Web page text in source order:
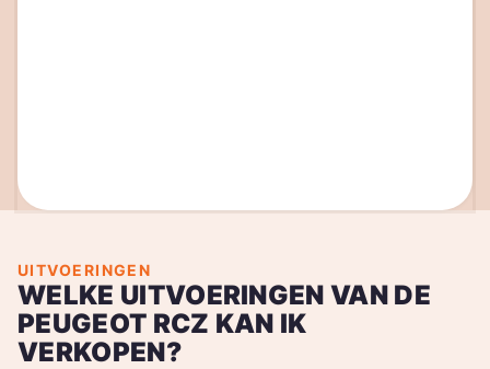
UITVOERINGEN
WELKE UITVOERINGEN VAN DE
PEUGEOT RCZ KAN IK
VERKOPEN?